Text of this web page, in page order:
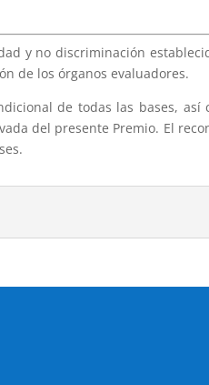
y no discriminación
de los órganos evaluadores.
de todas las bases,
del presente Premio. El